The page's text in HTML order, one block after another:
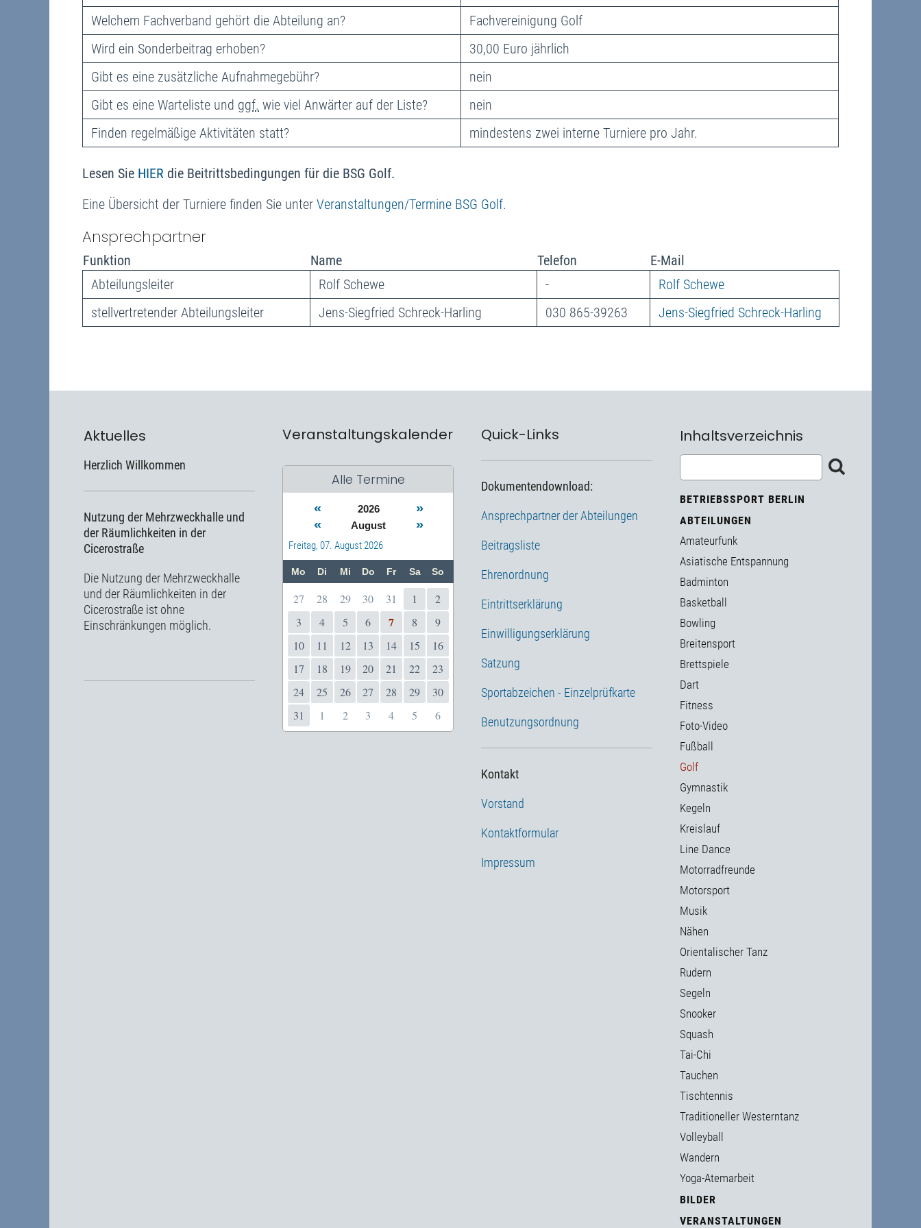
Welchem Fachverband gehört die Abteilung an?
Fachvereinigung Golf
Wird ein Sonderbeitrag erhoben?
30,00 Euro jährlich
Gibt es eine zusätzliche Aufnahmegebühr?
nein
Gibt es eine Warteliste und ggf. wie viel Anwärter auf der Liste?
nein
Finden regelmäßige Aktivitäten statt?
mindestens zwei interne Turniere pro Jahr.
Lesen Sie HIER die Beitrittsbedingungen für die BSG Golf.
Eine Übersicht der Turniere finden Sie unter Veranstaltungen/Termine BSG Golf.
Ansprechpartner
Funktion Name Telefon
E-Mail
Abteilungsleiter
Rolf Schewe -
Rolf Schewe
stellvertretender Abteilungsleiter
Jens-Siegfried Schreck-Harling 030 865-39263 Jens-Siegfried Schreck-Harling
Aktuelles
Herzlich Willkommen
Nutzung der Mehrzweckhalle und
der Räumlichkeiten in der
Cicerostraße
Die Nutzung der Mehrzweckhalle
und der Räumlichkeiten in der
Cicerostraße ist ohne
Einschränkungen möglich.
Veranstaltungskalender
Alle Termine
« 2026
»
«
August »
Freitag, 07. August 2026
Mo Di Mi Do Fr Sa So
27 28 29 30 31 1
2
3
4 5 6 7 8
9
10
11 12 13 14 15
16
17
18 19 20 21 22
23
24
25 26 27 28 29
30
31
1 2 3 4 5 6
Quick-Links
Dokumentendownload:
Ansprechpartner der Abteilungen
Beitragsliste
Ehrenordnung
Eintrittserklärung
Einwilligungserklärung
Satzung
Sportabzeichen - Einzelprüfkarte
Benutzungsordnung
Kontakt
Vorstand
Kontaktformular
Impressum
Inhaltsverzeichnis
BETRIEBSSPORT BERLIN
ABTEILUNGEN
Amateurfunk
Asiatische Entspannung
Badminton
Basketball
Bowling
Breitensport
Brettspiele
Dart
Fitness
Foto-Video
Fußball
Golf
Gymnastik
Kegeln
Kreislauf
Line Dance
Motorradfreunde
Motorsport
Musik
Nähen
Orientalischer Tanz
Rudern
Segeln
Snooker
Squash
Tai-Chi
Tauchen
Tischtennis
Traditioneller Westerntanz
Volleyball
Wandern
Yoga-Atemarbeit
BILDER
VERANSTALTUNGEN